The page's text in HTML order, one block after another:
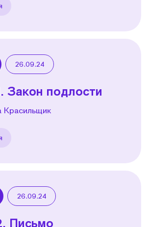
26.09.24
Закон подлости
Красильщик
26.09.24
Письмо